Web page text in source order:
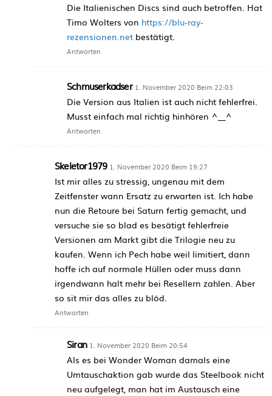
Die Italienischen Discs sind auch betroffen. Hat
Timo Wolters von https://blu-ray-
rezensionen.net bestätigt.
Antworten
Schmuserkadser 1. November 2020 Beim 22:03
Die Version aus Italien ist auch nicht fehlerfrei.
Musst einfach mal richtig hinhören ^__^
Antworten
Skeletor1979 1. November 2020 Beim 19:27
Ist mir alles zu stressig, ungenau mit dem
Zeitfenster wann Ersatz zu erwarten ist. Ich habe
nun die Retoure bei Saturn fertig gemacht, und
versuche sie so blad es besätigt fehlerfreie
Versionen am Markt gibt die Trilogie neu zu
kaufen. Wenn ich Pech habe weil limitiert, dann
hoffe ich auf normale Hüllen oder muss dann
irgendwann halt mehr bei Resellern zahlen. Aber
so sit mir das alles zu blöd.
Antworten
Siran 1. November 2020 Beim 20:54
Als es bei Wonder Woman damals eine
Umtauschaktion gab wurde das Steelbook nicht
neu aufgelegt, man hat im Austausch eine